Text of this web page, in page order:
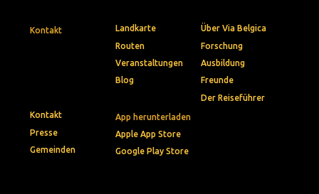
Kontakt
App herunterladen
Apple App Store
Google Play Store
Landkarte
Routen
Veranstaltungen
Blog
Über Via Belgica
Forschung
Ausbildung
Freunde
Der Reiseführer
Kontakt
Presse
Gemeinden